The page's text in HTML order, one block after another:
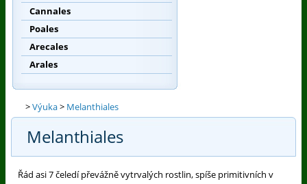
Cannales
Poales
Arecales
Arales
>Výuka> Melanthiales
Melanthiales
Řád asi 7 čeledí převážně vytrvalých rostlin, spíše primitivních v